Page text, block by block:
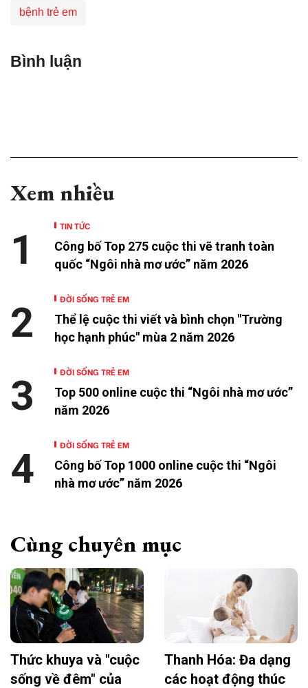
bệnh trẻ em
Bình luận
Xem nhiều
TIN TỨC
Công bố Top 275 cuộc thi vẽ tranh toàn
quốc “Ngôi nhà mơ ước” năm 2026
1
ĐỜI SỐNG TRẺ EM
Thể lệ cuộc thi viết và bình chọn "Trường
học hạnh phúc" mùa 2 năm 2026
2
ĐỜI SỐNG TRẺ EM
Top 500 online cuộc thi “Ngôi nhà mơ ước”
năm 2026
3
ĐỜI SỐNG TRẺ EM
Công bố Top 1000 online cuộc thi “Ngôi
nhà mơ ước” năm 2026
4
Cùng chuyên mục
Thức khuya và "cuộc
sống về đêm" của
Thanh Hóa: Đa dạng
các hoạt động thúc